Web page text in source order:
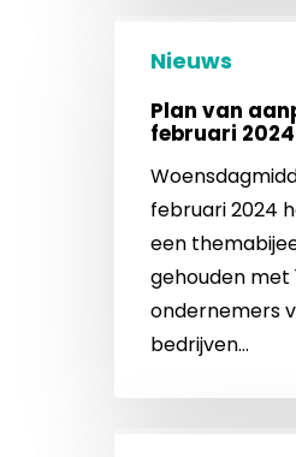
Nieuws
Plan van
februari 2024
februari 2024
een
gehouden met
ondernemers
bedrijven…